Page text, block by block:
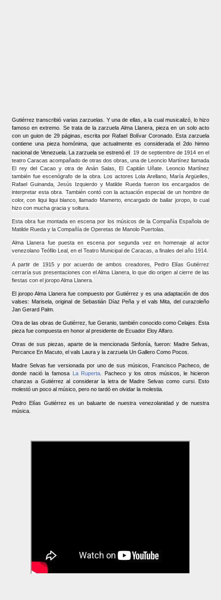
Gutiérrez transcribió varias zarzuelas. Y una de ellas, a la cual musicalizó, lo hizo
famoso en extremo. Se trata de la zarzuela Alma Llanera, pieza en un solo acto
con un guion de 29 páginas, escrita por Rafael Bolívar Coronado. Esta zarzuela
contiene una pieza homónima, que actualmente es considerada el 2do himno
nacional de Venezuela. La zarzuela se estrenó el
19 de septiembre de 1914 en el
teatro Caracas acompañado de otras dos obras, una de Leoncio Martínez llamada
El rey del Cacao y otra de Anán Salas, El Capitán Uñate. Leoncio Martínez
también fue escenógrafo de la obra. Los actores Lola Arellano, María Argüelles,
Rafael Guinanda, Jesús Izquierdo y Matilde Rueda fueron los encargados de
interpretar esta obra. También contó con la actuación especial de un hombre de
color, con liqui liqui blanco, llamado Mamerto, encargado de bailar joropo, lo cual
hizo con mucha gracia y soltura.
Esta obra fue montada en escena por los músicos de la Compañía Española de
Matilde Rueda y la Compañía de Operetas de Manolo Puertolas.
Alma Llanera fue puesta en escena por segunda vez en homenaje al actor
venezolano Teófilo Leal, en el Teatro Municipal de Caracas, a finales del año 1914.
A partir de 1915 y por acuerdo de ambos creadores, Pedro Elías Gutiérrez
cerraría sus presentaciones con el Alma Llanera, lo que dio origen al cierre de las
fiestas con el joropo Alma Llanera.
El joropo Alma Llanera fue compuesto por Gutiérrez y es una adaptación de dos
valses: Marisela, original de Sebastián Díaz Peña y el vals Mita, del curazoleño
Jan Gerard Palm.
Otra de las obras de Gutiérrez, fue Geranio, también conocido como Celajes. Esta
pieza fue compuesta en honor al presidente de Ecuador Eloy Alfaro.
Otras de sus piezas, aparte de la mencionada Sinfonía, fueron: Madre Selvas,
Percance En Macuto, el vals Laura y la zarzuela Un Gallero Como Pocos.
Madre Selvas fue versionada por uno de sus músicos, Francisco Pacheco, de
donde nació la famosa
La Ruperta . Pacheco y los otros músicos, le hicieron
chanzas a Gutiérrez al considerar la letra de Madre Selvas como cursi. Esto
molestó un poco al músico, pero no tardó en olvidar la molestia.
Pedro Elías Gutiérrez es un baluarte de nuestra venezolanidad y de nuestra
música.